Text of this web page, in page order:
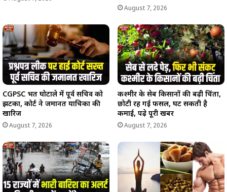
August 7, 2026
CGPSC भर्ती घोटाले में पूर्व सचिव को
झटका, कोर्ट ने जमानत याचिका की
खारिज
August 7, 2026
कश्मीर के सेब किसानों की बढ़ी चिंता,
छोटी रह गई फसल, घट सकती है
कमाई, पढ़े पूरी खबर
August 7, 2026